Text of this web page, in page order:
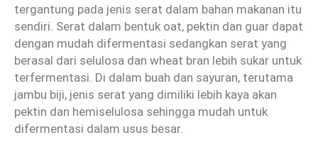
tergantung pada jenis serat dalam bahan makanan itu
sendiri. Serat dalam bentuk oat, pektin dan guar dapat
dengan mudah difermentasi sedangkan serat yang
berasal dari selulosa dan wheat bran lebih sukar untuk
terfermentasi. Di dalam buah dan sayuran, terutama
jambu biji, jenis serat yang dimiliki lebih kaya akan
pektin dan hemiselulosa sehingga mudah untuk
difermentasi dalam usus besar.